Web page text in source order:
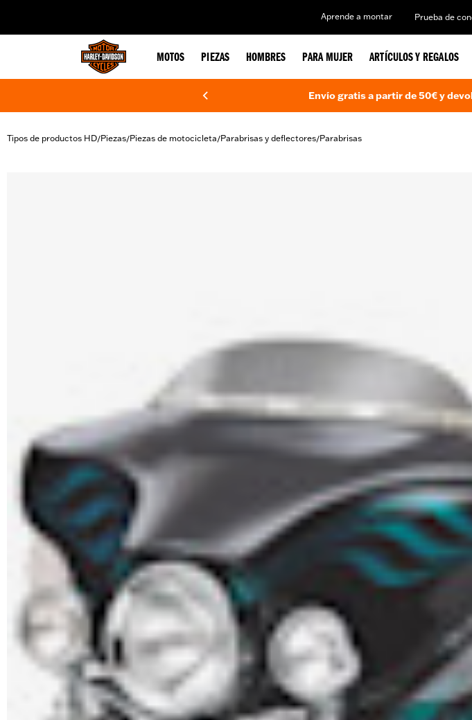
Aprende a montar Prueba de
MOTOS PIEZAS HOMBRES PARA MUJER ARTÍCULOS Y REGALOS
Envío gratis a partir de 50€ y
Tipos de productos HD/Piezas/Piezas de motocicleta/Parabrisas y deflectores/Parabrisas